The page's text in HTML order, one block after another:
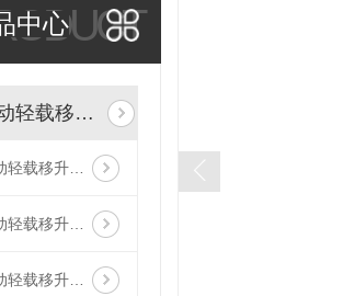
中心
电动轻载移升小车
电动轻载移升小车
电动轻载移升小车
电动轻载移升小车